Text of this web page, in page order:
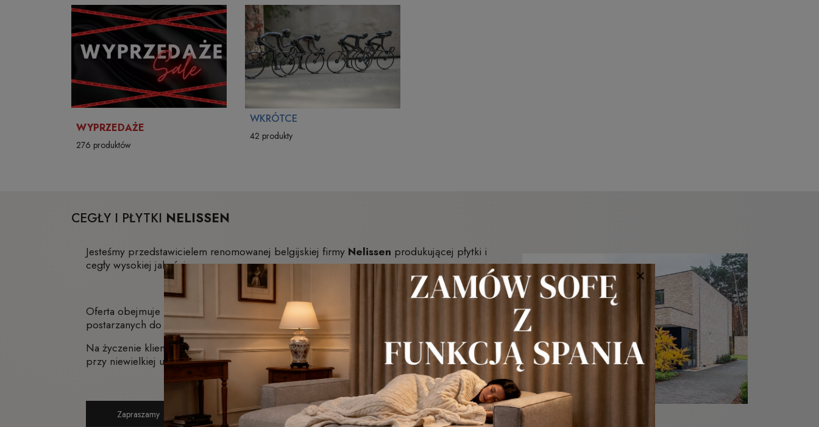
WYPRZEDAŻE
276 produktów
WKRÓTCE
42 produkty
CEGŁY I PŁYTKI NELISSEN
Jesteśmy przedstawicielem renomowanej belgijskiej firmy Nelissen produkującej płytki i
cegły wysokiej jakości.
Oferta obejmuje ponad 60 kolorów dostępnych w wielu stylach: od rustykalnych
postarzanych do nowoczesnych, dostępnych w wielu wymiarach i strukturach.
Na życzenie klientów, tniemy cegły na płytki lub narożniki, co pozwala na zabudowanie ścian
przy niewielkiej utracie miejsca oraz daje efekt ciekawej ceglanej ściany.
Zapraszamy